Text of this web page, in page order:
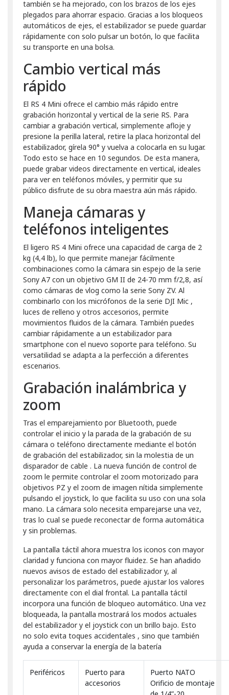
también se ha mejorado, con los brazos de los ejes
plegados para ahorrar espacio. Gracias a los bloqueos
automáticos de ejes, el estabilizador se puede guardar
rápidamente con solo pulsar un botón, lo que facilita
su transporte en una bolsa.
Cambio vertical más
rápido
El RS 4 Mini ofrece el cambio más rápido entre
grabación horizontal y vertical de la serie RS. Para
cambiar a grabación vertical, simplemente afloje y
presione la perilla lateral, retire la placa horizontal del
estabilizador, gírela 90° y vuelva a colocarla en su lugar.
Todo esto se hace en 10 segundos. De esta manera,
puede grabar videos directamente en vertical, ideales
para ver en teléfonos móviles, y permitir que su
público disfrute de su obra maestra aún más rápido.
Maneja cámaras y
teléfonos inteligentes
El ligero RS 4 Mini ofrece una capacidad de carga de 2
kg (4,4 lb), lo que permite manejar fácilmente
combinaciones como la cámara sin espejo de la serie
Sony A7 con un objetivo GM II de 24-70 mm f/2,8, así
como cámaras de vlog como la serie Sony ZV. Al
combinarlo con los micrófonos de la serie DJI Mic ,
luces de relleno y otros accesorios, permite
movimientos fluidos de la cámara. También puedes
cambiar rápidamente a un estabilizador para
smartphone con el nuevo soporte para teléfono. Su
versatilidad se adapta a la perfección a diferentes
escenarios.
Grabación inalámbrica y
zoom
Tras el emparejamiento por Bluetooth, puede
controlar el inicio y la parada de la grabación de su
cámara o teléfono directamente mediante el botón
de grabación del estabilizador, sin la molestia de un
disparador de cable . La nueva función de control de
zoom le permite controlar el zoom motorizado para
objetivos PZ y el zoom de imagen nítida simplemente
pulsando el joystick, lo que facilita su uso con una sola
mano. La cámara solo necesita emparejarse una vez,
tras lo cual se puede reconectar de forma automática
y sin problemas.
La pantalla táctil ahora muestra los iconos con mayor
claridad y funciona con mayor fluidez. Se han añadido
nuevos avisos de estado del estabilizador y, al
personalizar los parámetros, puede ajustar los valores
directamente con el dial frontal. La pantalla táctil
incorpora una función de bloqueo automático. Una vez
bloqueada, la pantalla mostrará los modos actuales
del estabilizador y el joystick con un brillo bajo. Esto
no solo evita toques accidentales , sino que también
ayuda a conservar la energía de la batería
Periféricos
Puerto para
accesorios
Puerto NATO
Orificio de montaje